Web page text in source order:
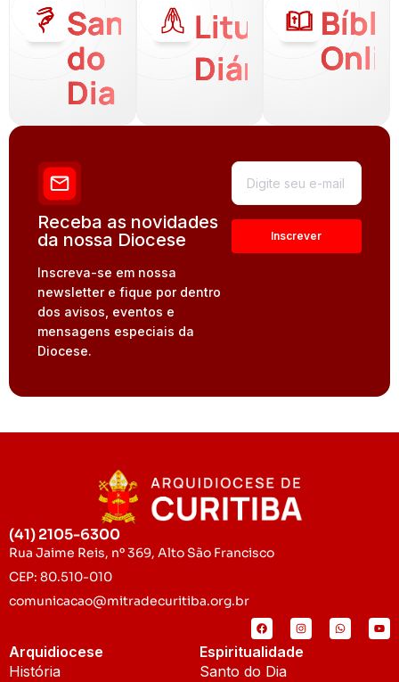
Santo
do
Dia
Liturgia
Diária
Receba as novidades
da nossa Diocese
Inscreva-se em nossa
newsletter e fique por dentro
dos avisos, eventos e
mensagens especiais da
Diocese.
(41) 2105-6300
Rua Jaime Reis, nº 369, Alto São Francisco
CEP: 80.510-010
comunicacao@mitradecuritiba.org.br
Arquidiocese
História
Espiritualidade
Santo do Dia